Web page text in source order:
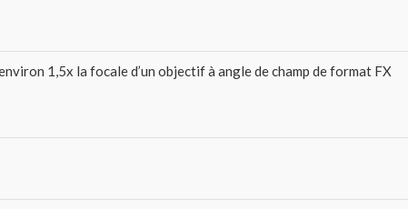
1,5x la focale d’un objectif à angle de champ de format FX